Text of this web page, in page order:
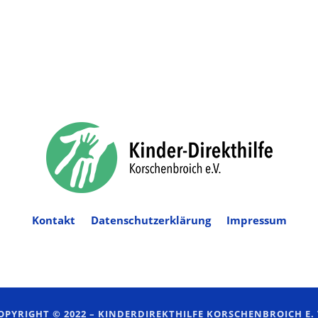
Kontakt Datenschutzerklärung Impressum
© 2022 – KINDERDIREKTHILFE KORSCHENBROICH E.